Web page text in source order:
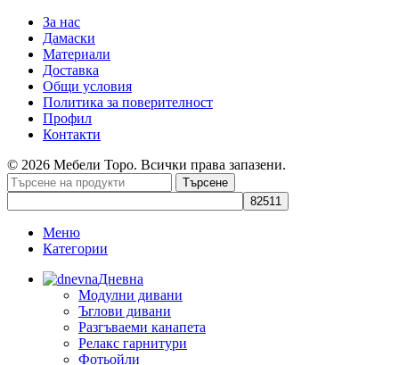
За нас
Дамаски
Материали
Доставка
Общи условия
Политика за поверителност
Профил
Контакти
© 2026 Мебели Торо. Всички права запазени.
Търсене
Меню
Категории
Дневна
Модулни дивани
Ъглови дивани
Разгъваеми канапета
Релакс гарнитури
Фотьойли